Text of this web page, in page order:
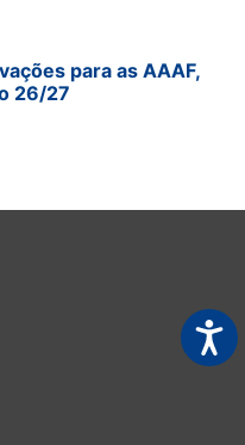
para as AAAF,
26/27